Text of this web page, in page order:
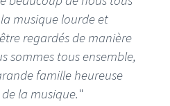
musique lourde et
regardés de manière
sommes tous ensemble,
famille heureuse
la musique."